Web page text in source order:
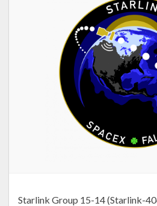
Starlink Group 15-14 (Starlink-